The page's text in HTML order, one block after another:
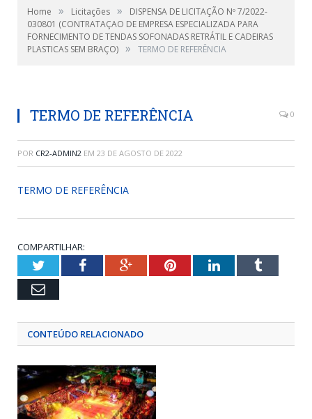
Home » Licitações »
DISPENSA DE LICITAÇÃO Nº 7/2022-
030801 (CONTRATAÇAO DE EMPRESA ESPECIALIZADA PARA
FORNECIMENTO DE TENDAS SOFONADAS RETRÁTIL E CADEIRAS
PLASTICAS SEM BRAÇO) » TERMO DE REFERÊNCIA
TERMO DE REFERÊNCIA 0
POR CR2-ADMIN2 EM 23 DE AGOSTO DE 2022
TERMO DE REFERÊNCIA
COMPARTILHAR:
TwitterFacebookGoogle+PinterestLinkedInTumblr
Email
CONTEÚDO RELACIONADO